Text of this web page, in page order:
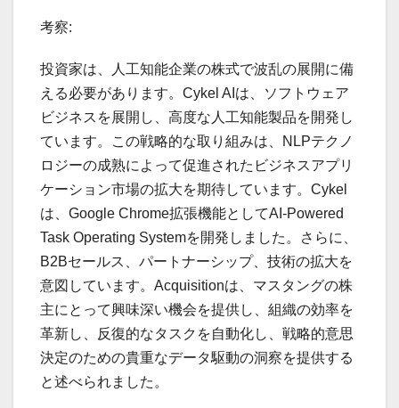
考察:
投資家は、人工知能企業の株式で波乱の展開に備
える必要があります。Cykel AIは、ソフトウェア
ビジネスを展開し、高度な人工知能製品を開発し
ています。この戦略的な取り組みは、NLPテクノ
ロジーの成熟によって促進されたビジネスアプリ
ケーション市場の拡大を期待しています。Cykel
は、Google Chrome拡張機能としてAI-Powered
Task Operating Systemを開発しました。さらに、
B2Bセールス、パートナーシップ、技術の拡大を
意図しています。Acquisitionは、マスタングの株
主にとって興味深い機会を提供し、組織の効率を
革新し、反復的なタスクを自動化し、戦略的意思
決定のための貴重なデータ駆動の洞察を提供する
と述べられました。